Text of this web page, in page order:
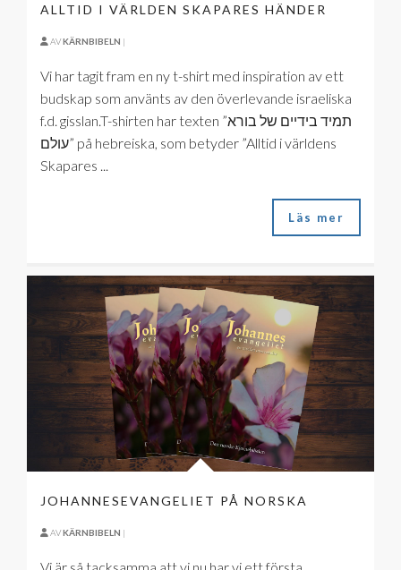
ALLTID I VÄRLDEN SKAPARES HÄNDER
AVKÄRNBIBELN |
Vi har tagit fram en ny t-shirt med inspiration av ett
budskap som använts av den överlevande israeliska
f.d. gisslan.T-shirten har texten ”תמיד בידיים של בורא
עולם” på hebreiska, som betyder ”Alltid i världens
Skapares ...
Läs mer
JOHANNESEVANGELIET PÅ NORSKA
AVKÄRNBIBELN |
Vi är så tacksamma att vi nu har vi ett första